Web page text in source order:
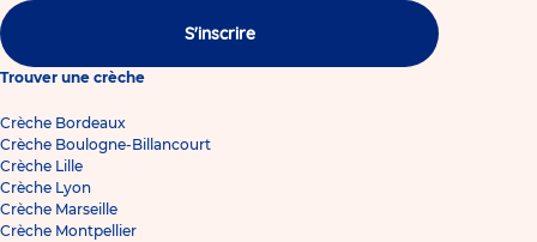
S'inscrire
Trouver une crèche
Crèche Bordeaux
Crèche Boulogne-Billancourt
Crèche Lille
Crèche Lyon
Crèche Marseille
Crèche Montpellier